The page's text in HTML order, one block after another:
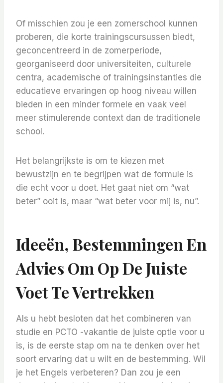
Of misschien zou je een zomerschool kunnen
proberen, die korte trainingscursussen biedt,
geconcentreerd in de zomerperiode,
georganiseerd door universiteiten, culturele
centra, academische of trainingsinstanties die
educatieve ervaringen op hoog niveau willen
bieden in een minder formele en vaak veel
meer stimulerende context dan de traditionele
school.
Het belangrijkste is om te kiezen met
bewustzijn en te begrijpen wat de formule is
die echt voor u doet. Het gaat niet om “wat
beter” ooit is, maar “wat beter voor mij is, nu”.
Ideeën, Bestemmingen En
Advies Om Op De Juiste
Voet Te Vertrekken
Als u hebt besloten dat het combineren van
studie en PCTO -vakantie de juiste optie voor u
is, is de eerste stap om na te denken over het
soort ervaring dat u wilt en de bestemming. Wil
je het Engels verbeteren? Dan zou je een